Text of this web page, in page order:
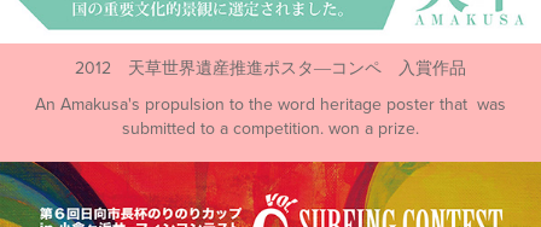
2012 天草世界遺産推進ポスタ―コンペ 入賞作品
An Amakusa's propulsion to the word heritage poster that was
submitted to a competition. won a prize.